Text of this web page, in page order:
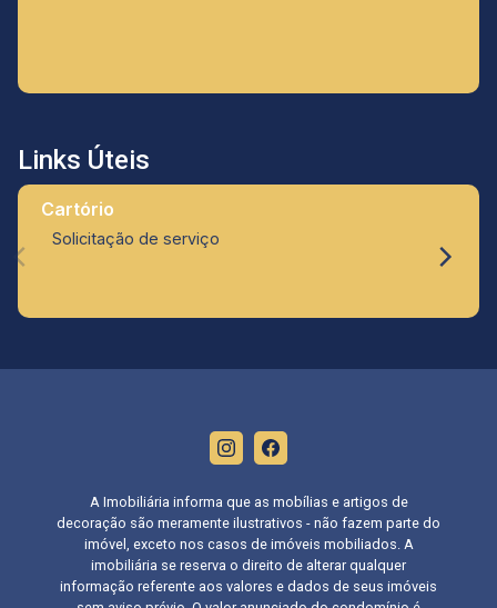
Links Úteis
Cartório
Solicitação de serviço
A Imobiliária informa que as mobílias e artigos de
decoração são meramente ilustrativos - não fazem parte do
imóvel, exceto nos casos de imóveis mobiliados. A
imobiliária se reserva o direito de alterar qualquer
informação referente aos valores e dados de seus imóveis